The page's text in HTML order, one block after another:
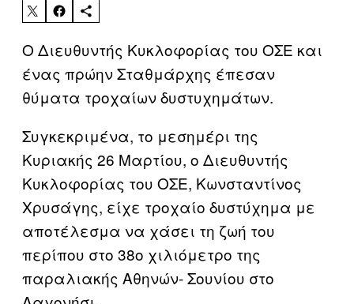
Ο Διευθυντής Κυκλοφορίας του ΟΣΕ και
ένας πρώην Σταθμάρχης έπεσαν
θύματα τροχαίων δυστυχημάτων.
Συγκεκριμένα, το μεσημέρι της
Κυριακής 26 Μαρτίου, ο Διευθυντής
Κυκλοφορίας του ΟΣΕ, Κωνσταντίνος
Χρυσάγης, είχε τροχαίο δυστύχημα με
αποτέλεσμα να χάσει τη ζωή του
περίπου στο 38ο χιλιόμετρο της
παραλιακής Αθηνών- Σουνίου στο